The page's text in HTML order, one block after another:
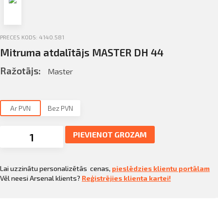
Sazināties
Iziet PIETEIKTIES
PRECES KODS: 4140.581
Mitruma atdalītājs MASTER DH 44
Ražotājs: Master
Ar PVN Bez PVN
Mitruma
44
daudzums
PIEVIENOT GROZAM
Lai uzzinātu personalizētās cenas, pieslēdzies klientu portālam
Vēl neesi Arsenal klients? Reģistrējies klienta kartei!